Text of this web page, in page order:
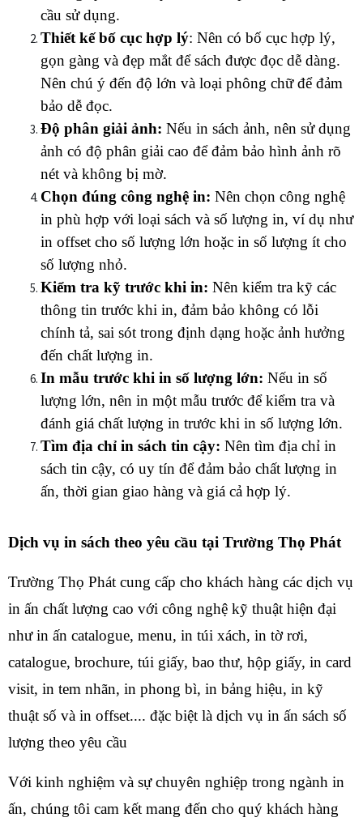
cầu sử dụng.
Thiết kế bố cục hợp lý: Nên có bố cục hợp lý,
gọn gàng và đẹp mắt để sách được đọc dễ dàng.
Nên chú ý đến độ lớn và loại phông chữ để đảm
bảo dễ đọc.
Độ phân giải ảnh: Nếu in sách ảnh, nên sử dụng
ảnh có độ phân giải cao để đảm bảo hình ảnh rõ
nét và không bị mờ.
Chọn đúng công nghệ in: Nên chọn công nghệ
in phù hợp với loại sách và số lượng in, ví dụ như
in offset cho số lượng lớn hoặc in số lượng ít cho
số lượng nhỏ.
Kiểm tra kỹ trước khi in: Nên kiểm tra kỹ các
thông tin trước khi in, đảm bảo không có lỗi
chính tả, sai sót trong định dạng hoặc ảnh hưởng
đến chất lượng in.
In mẫu trước khi in số lượng lớn: Nếu in số
lượng lớn, nên in một mẫu trước để kiểm tra và
đánh giá chất lượng in trước khi in số lượng lớn.
Tìm địa chỉ in sách tin cậy: Nên tìm địa chỉ in
sách tin cậy, có uy tín để đảm bảo chất lượng in
ấn, thời gian giao hàng và giá cả hợp lý.
Dịch vụ in sách theo yêu cầu tại Trường Thọ Phát
Trường Thọ Phát cung cấp cho khách hàng các dịch vụ
in ấn chất lượng cao với công nghệ kỹ thuật hiện đại
như in ấn catalogue, menu, in túi xách, in tờ rơi,
catalogue, brochure, túi giấy, bao thư, hộp giấy, in card
visit, in tem nhãn, in phong bì, in bảng hiệu, in kỹ
thuật số và in offset.... đặc biệt là dịch vụ in ấn sách số
lượng theo yêu cầu
Với kinh nghiệm và sự chuyên nghiệp trong ngành in
ấn, chúng tôi cam kết mang đến cho quý khách hàng